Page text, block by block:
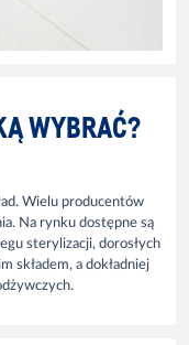
WYBRAĆ?
Wielu producentów
Na rynku dostępne są
sterylizacji, dorosłych
składem, a dokładniej